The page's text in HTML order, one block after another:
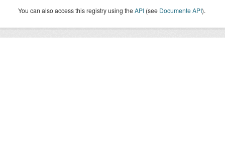
You can also access this registry using theAPI (see Documente API).